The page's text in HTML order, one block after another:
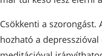
Csökkenti a szorongást.
hozható a